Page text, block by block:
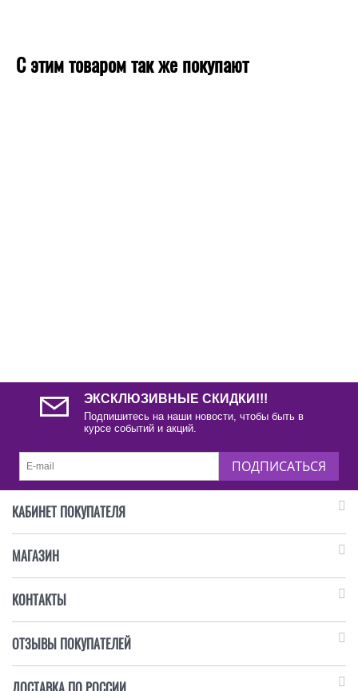
С этим товаром так же покупают
ЭКСКЛЮЗИВНЫЕ СКИДКИ!!!
Подпишитесь на наши новости, чтобы быть в
курсе событий и акций.
ПОДПИСАТЬСЯ
КАБИНЕТ ПОКУПАТЕЛЯ
МАГАЗИН
КОНТАКТЫ
ОТЗЫВЫ ПОКУПАТЕЛЕЙ